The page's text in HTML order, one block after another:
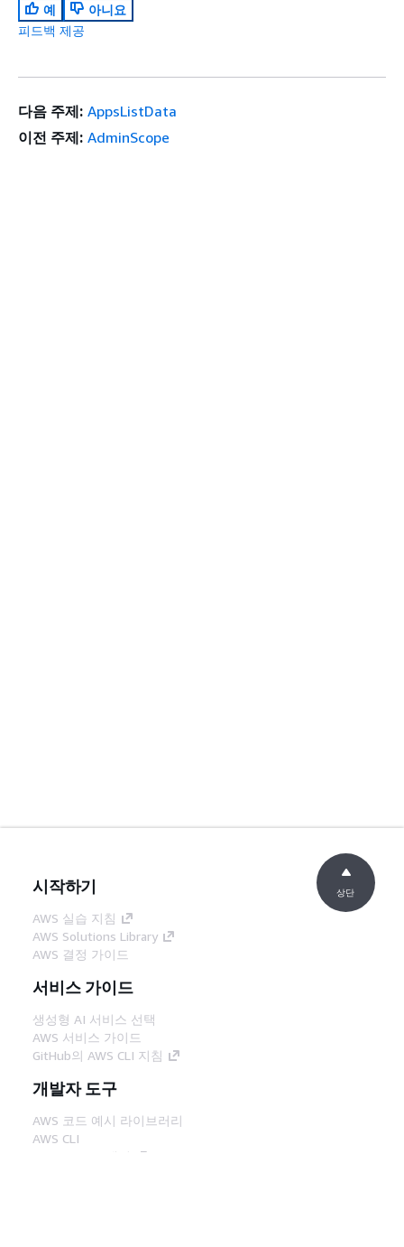
예
아니요
피드백 제공
다음 주제: AppsListData
이전 주제: AdminScope
시작하기
AWS 실습 지침
AWS Solutions Library
AWS 결정 가이드
서비스 가이드
생성형 AI 서비스 선택
AWS 서비스 가이드
GitHub의 AWS CLI 지침
개발자 도구
AWS 코드 예시 라이브러리
AWS CLI
AWS Builder 센터
상단